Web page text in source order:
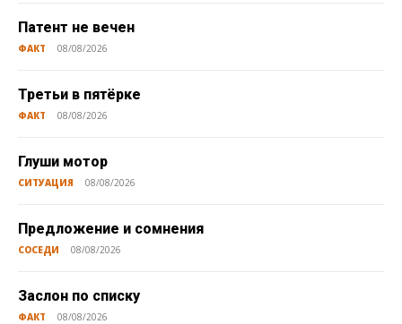
Патент не вечен
ФАКТ 08/08/2026
Третьи в пятёрке
ФАКТ 08/08/2026
Глуши мотор
СИТУАЦИЯ 08/08/2026
Предложение и сомнения
СОСЕДИ 08/08/2026
Заслон по списку
ФАКТ 08/08/2026